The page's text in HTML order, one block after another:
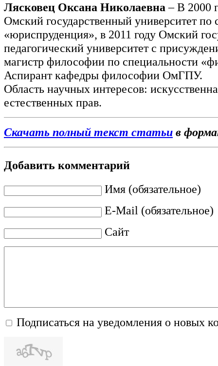
Лясковец Оксана Николаевна – В 2000
Омский государственный университет по
«юриспруденция», в 2011 году Омский
педагогический университет с
магистр философии по специальности
Аспирант кафедры философии ОмГПУ.
Область научных интересов:
естественных прав.
Скачать полный текст статьи в
Добавить комментарий
Имя (обязательное)
E-Mail (обязательное)
Сайт
Подписаться на уведомления о новых